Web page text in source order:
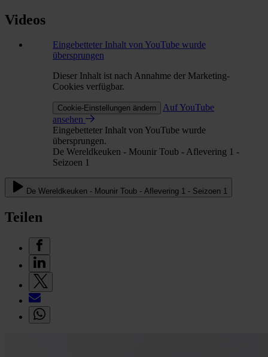
Videos
Eingebetteter Inhalt von YouTube wurde
übersprungen
Dieser Inhalt ist nach Annahme der Marketing-
Cookies verfügbar.
Cookie-Einstellungen ändern
Auf YouTube
ansehen
Eingebetteter Inhalt von YouTube wurde
übersprungen.
De Wereldkeuken - Mounir Toub - Aflevering 1 -
Seizoen 1
De Wereldkeuken - Mounir Toub - Aflevering 1 - Seizoen 1
Teilen